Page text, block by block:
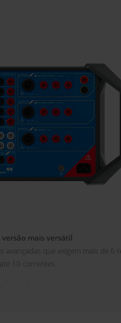
versão mais versátil
avançadas que exigem mais de 6
10 correntes.